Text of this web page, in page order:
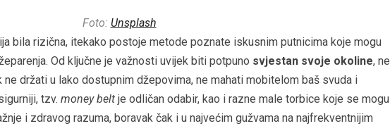
Foto: Unsplash
bila rizična, itekako postoje metode poznate iskusnim putnicima koje mogu
Od ključne je važnosti uvijek biti potpuno svjestan svoje okoline, ne
držati u lako dostupnim džepovima, ne mahati mobitelom baš svuda i
tzv. money belt je odličan odabir, kao i razne male torbice koje se mogu
i zdravog razuma, boravak čak i u najvećim gužvama na najfrekventnijim